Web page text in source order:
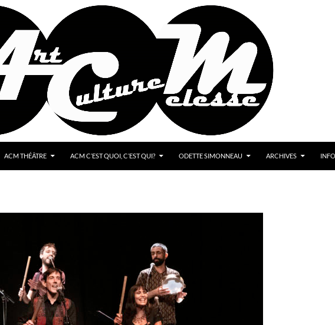
ACM THÉÂTRE ACM C’EST QUOI, C’EST QUI? ODETTE SIMONNEAU ARCHIVES